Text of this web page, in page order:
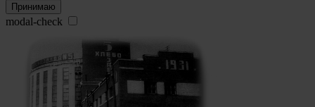
Принимаю
modal-check